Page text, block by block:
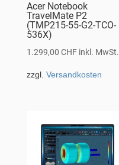
Acer Notebook
TravelMate P2
(TMP215-55-G2-TCO-
536X)
1.299,00 CHF inkl. MwSt.
zzgl. Versandkosten